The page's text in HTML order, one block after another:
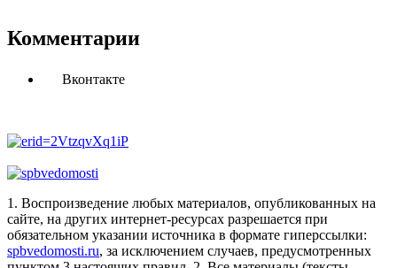
Комментарии
Вконтакте
1. Воспроизведение любых материалов, опубликованных на
сайте, на других интернет-ресурсах разрешается при
обязательном указании источника в формате гиперссылки:
spbvedomosti.ru, за исключением случаев, предусмотренных